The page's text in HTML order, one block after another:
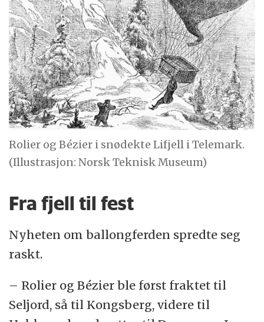
Rolier og Bézier i snødekte Lifjell i Telemark.
(Illustrasjon: Norsk Teknisk Museum)
Fra fjell til fest
Nyheten om ballongferden spredte seg
raskt.
– Rolier og Bézier ble først fraktet til
Seljord, så til Kongsberg, videre til